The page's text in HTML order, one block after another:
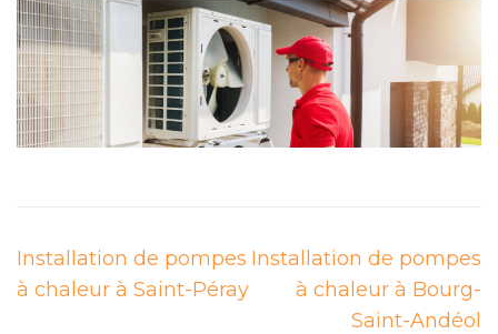
Navigation
de
Installation de pompes
à chaleur à Saint-Péray
Installation de pompes
à chaleur à Bourg-
Saint-Andéol